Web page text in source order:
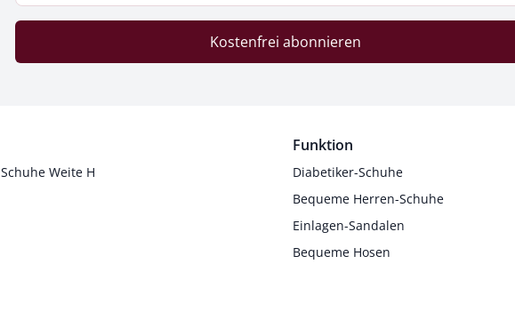
Kostenfrei abonnieren
Schuhe Weite H
Funktion
Diabetiker-Schuhe
Bequeme Herren-Schuhe
Einlagen-Sandalen
Bequeme Hosen